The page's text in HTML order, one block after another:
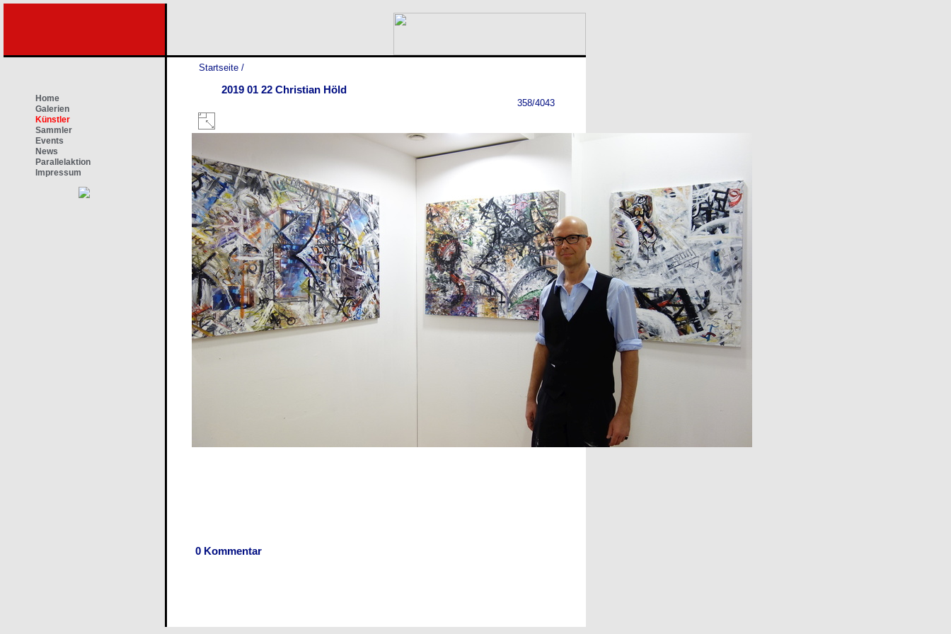
Home
Galerien
Künstler
Sammler
Events
News
Parallelaktion
Impressum
Startseite /
2019 01 22 Christian Höld
358/4043
0 Kommentar